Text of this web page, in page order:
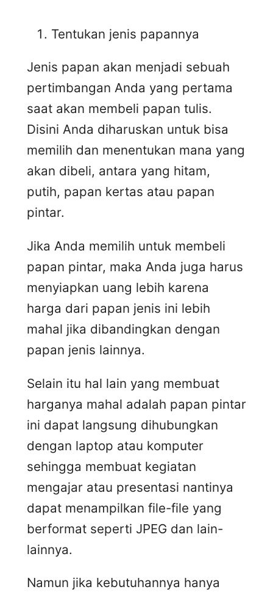
Tentukan jenis papannya
Jenis papan akan menjadi sebuah
pertimbangan Anda yang pertama
saat akan membeli papan tulis.
Disini Anda diharuskan untuk bisa
memilih dan menentukan mana yang
akan dibeli, antara yang hitam,
putih, papan kertas atau papan
pintar.
Jika Anda memilih untuk membeli
papan pintar, maka Anda juga harus
menyiapkan uang lebih karena
harga dari papan jenis ini lebih
mahal jika dibandingkan dengan
papan jenis lainnya.
Selain itu hal lain yang membuat
harganya mahal adalah papan pintar
ini dapat langsung dihubungkan
dengan laptop atau komputer
sehingga membuat kegiatan
mengajar atau presentasi nantinya
dapat menampilkan file-file yang
berformat seperti JPEG dan lain-
lainnya.
Namun jika kebutuhannya hanya